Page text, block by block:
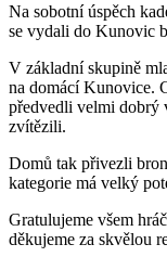
Na sobotní úspěch
se vydali do Kunovic
V základní skupině
na domácí Kunovice.
předvedli velmi dobrý
zvítězili.
Domů tak přivezli
kategorie má velký
Gratulujeme všem
děkujeme za skvělou